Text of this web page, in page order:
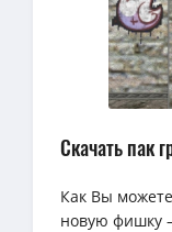
Скачать пак
Как Вы
новую фишку